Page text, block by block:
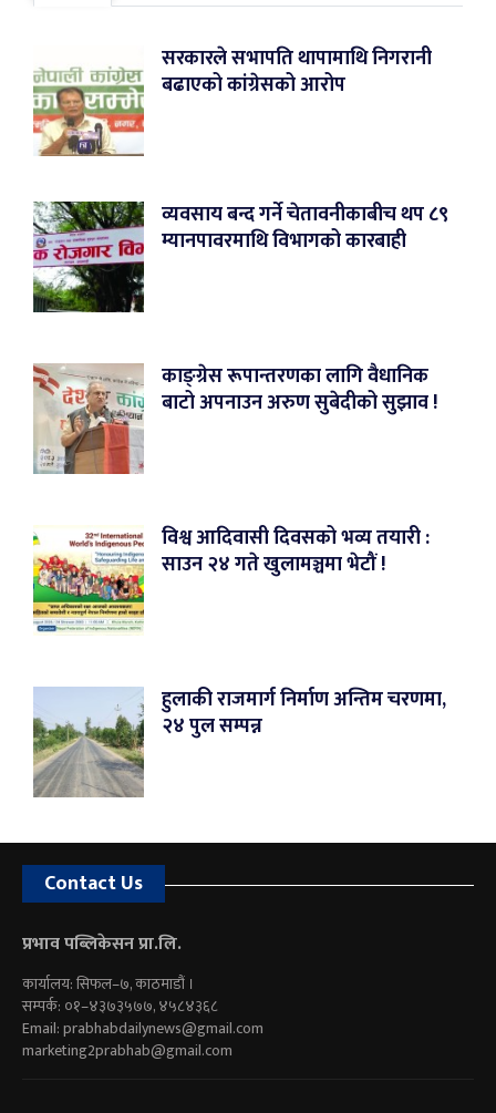
सरकारले सभापति थापामाथि निगरानी
बढाएको कांग्रेसको आरोप
व्यवसाय बन्द गर्ने चेतावनीकाबीच थप ८९
म्यानपावरमाथि विभागको कारबाही
काङ्ग्रेस रूपान्तरणका लागि वैधानिक
बाटो अपनाउन अरुण सुबेदीको सुझाव !
विश्व आदिवासी दिवसको भव्य तयारी :
साउन २४ गते खुलामञ्चमा भेटौं !
हुलाकी राजमार्ग निर्माण अन्तिम चरणमा,
२४ पुल सम्पन्न
Contact Us
प्रभाव पब्लिकेसन प्रा.लि.
कार्यालय: सिफल–७, काठमाडौं ।
सम्पर्क: ०१–४३७३५७७, ४५८४३६८
Email:prabhabdailynews@gmail.com
marketing2prabhab@gmail.com